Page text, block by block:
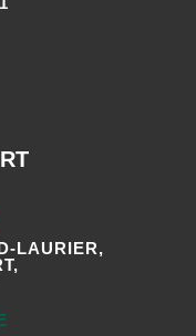
LAURIER,